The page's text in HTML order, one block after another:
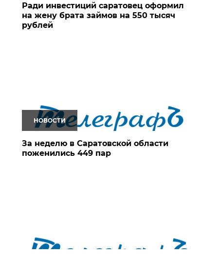
Ради инвестиций саратовец оформил
на жену брата займов на 550 тысяч
рублей
НОВОСТИ
За неделю в Саратовской области
поженились 449 пар